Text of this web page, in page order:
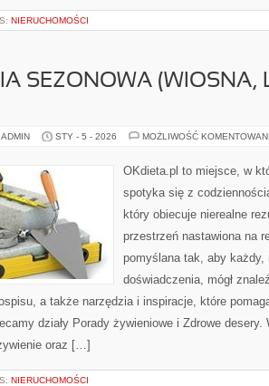
NIERUCHOMOŚCI
SEZONOWA (WIOSNA,
STY - 5 - 2026 MOŻLIWOŚĆ
OKdieta.pl to miejsce, w
spotyka się z
który obiecuje nierealne
przestrzeń nastawiona na
pomyślana tak, aby każdy,
doświadczenia, mógł
a także narzędzia i inspiracje, które
działy Porady żywieniowe i Zdrowe
oraz […]
NIERUCHOMOŚCI